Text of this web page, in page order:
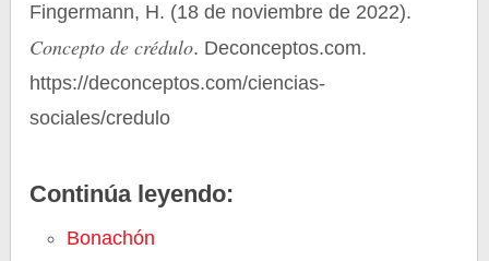
Fingermann, H. (18 de noviembre de 2022).
Concepto de crédulo. Deconceptos.com.
https://deconceptos.com/ciencias-
sociales/credulo
Continúa leyendo:
Bonachón